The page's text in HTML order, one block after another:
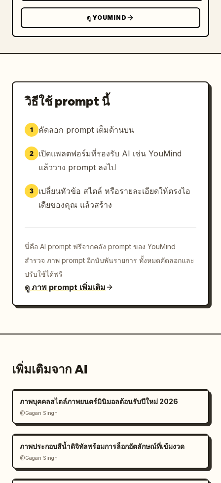
ดู YOUMIND
วิธีใช้ prompt นี้
1 คัดลอก prompt เต็มด้านบน
2
เปิดแพลตฟอร์มที่รองรับ AI เช่น YouMind
แล้ววาง prompt ลงไป
3
เปลี่ยนหัวข้อ สไตล์ หรือรายละเอียดให้ตรงไอ
เดียของคุณ แล้วสร้าง
นี่คือ AI prompt ฟรีจากคลัง prompt ของ YouMind
สำรวจ ภาพ prompt อีกนับพันรายการ ทั้งหมดคัดลอกและ
ปรับใช้ได้ฟรี
ดู ภาพ prompt เพิ่มเติม
เพิ่มเติมจาก AI
ภาพบุคคลสไตล์ภาพยนตร์มินิมอลต้อนรับปีใหม่ 2026
@Gagan Singh
ภาพประกอบสีน้ำดิจิทัลพร้อมการล็อกอัตลักษณ์ที่เข้มงวด
@Gagan Singh